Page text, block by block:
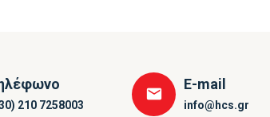
210 7258003
E-mail
info@hcs.gr